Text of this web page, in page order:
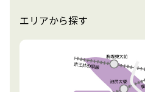
エリアから探す